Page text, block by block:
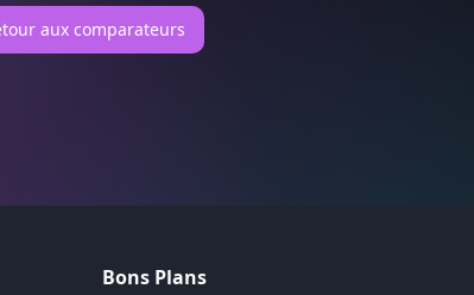
aux comparateurs
Bons Plans